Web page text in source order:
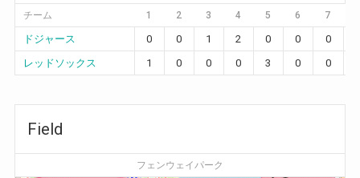
チーム 1 2 3 4 5 6 7
ドジャース 0 0 1 2 0 0 0
レッドソックス
1 0 0 0 3 0 0
Field
フェンウェイパーク